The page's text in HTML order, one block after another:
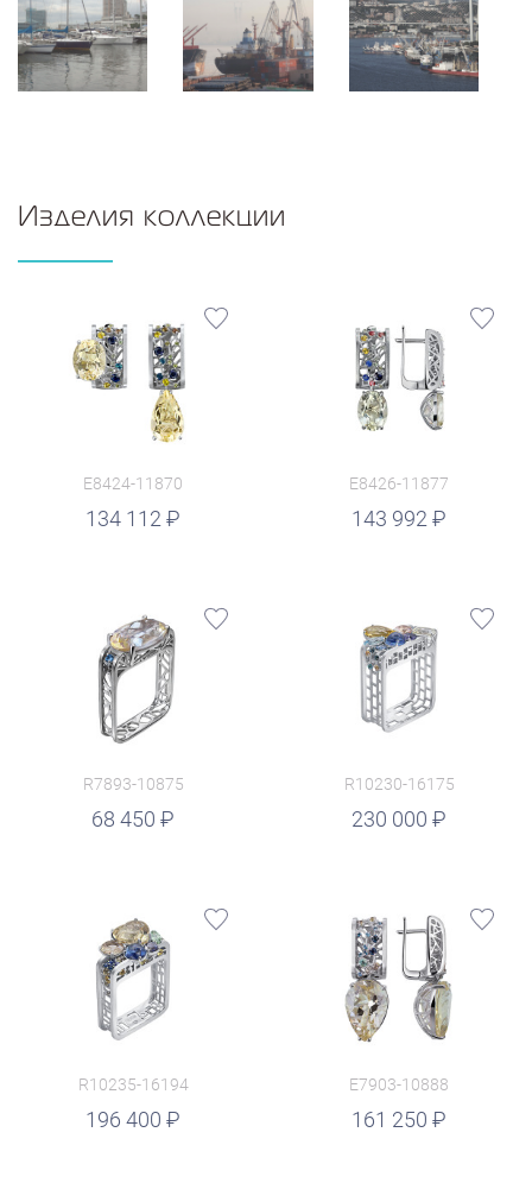
Изделия коллекции
E8424-11870
134 112
E8426-11877
143 992
руб.
R7893-10875
68 450
R10230-16175
230 000
руб.
R10235-16194
196 400
E7903-10888
161 250
руб.